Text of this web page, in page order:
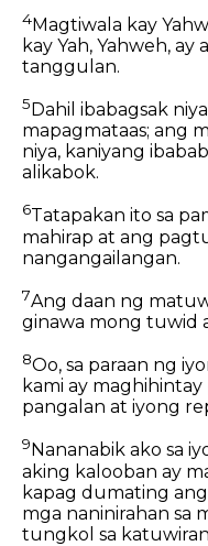
4Magtiwala kay
kay Yah, Yahweh,
tanggulan.
5 Dahil ibabagsak
mapagmataas; ang
niya, kaniyang
alikabok.
6Tatapakan ito sa
mahirap at ang
nangangailangan.
7Ang daan ng
ginawa mong tuwid
8Oo, sa paraan ng
kami ay maghihintay
pangalan at iyong
9 Nananabik ako sa
aking kalooban ay
kapag dumating
mga naninirahan sa
tungkol sa